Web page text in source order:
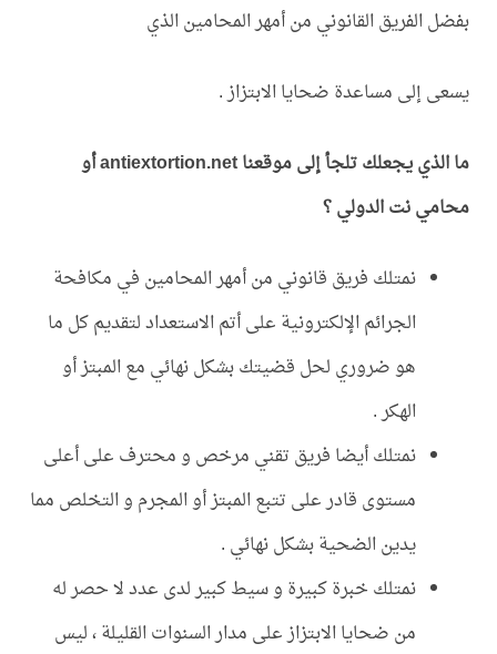
بفضل الفريق القانوني من أمهر المحامين الذي
يسعى إلى مساعدة ضحايا الابتزاز .
ما الذي يجعلك تلجأ إلى موقعنا antiextortion.net أو
محامي نت الدولي ؟
نمتلك فريق قانوني من أمهر المحامين في مكافحة
الجرائم الإلكترونية على أتم الاستعداد لتقديم كل ما
هو ضروري لحل قضيتك بشكل نهائي مع المبتز أو
الهكر .
نمتلك أيضا فريق تقني مرخص و محترف على أعلى
مستوى قادر على تتبع المبتز أو المجرم و التخلص مما
يدين الضحية بشكل نهائي .
نمتلك خبرة كبيرة و سيط كبير لدى عدد لا حصر له
من ضحايا الابتزاز على مدار السنوات القليلة ، ليس